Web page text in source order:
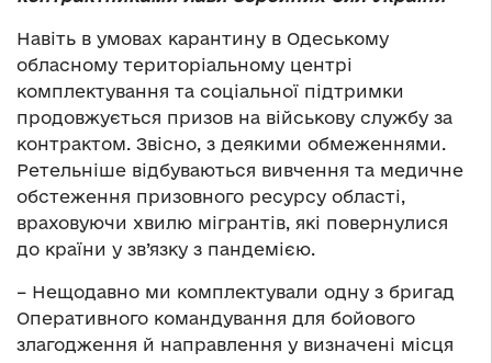
Навіть в умовах карантину в Одеському
обласному територіальному центрі
комплектування та соціальної підтримки
продовжується призов на військову службу за
контрактом. Звісно, з деякими обмеженнями.
Ретельніше відбуваються вивчення та медичне
обстеження призовного ресурсу області,
враховуючи хвилю мігрантів, які повернулися
до країни у зв’язку з пандемією.
– Нещодавно ми комплектували одну з бригад
Оперативного командування для бойового
злагодження й направлення у визначені місця